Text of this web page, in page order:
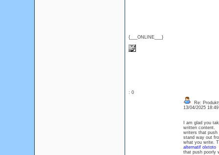
{___ONLINE___}
: 0
Re:
13/04/2025
I am glad you
written
writers that
stand way out
what you write.
alternatif olxtotoI
that push